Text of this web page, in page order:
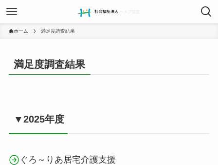
ホーム 満足度調査結果
満足度調査結果
▼2025年度
ぐろ～りあ居宅介護支援